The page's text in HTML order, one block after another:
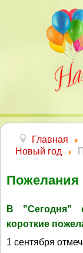
Главная
Новый год
Пожелания
В "Сегодня"
короткие
1 сентября